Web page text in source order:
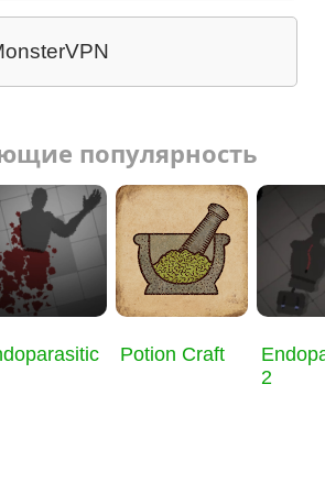
популярность
Potion Craft
2